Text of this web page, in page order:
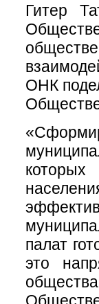
Гитер
ОНК
которых
палат
это